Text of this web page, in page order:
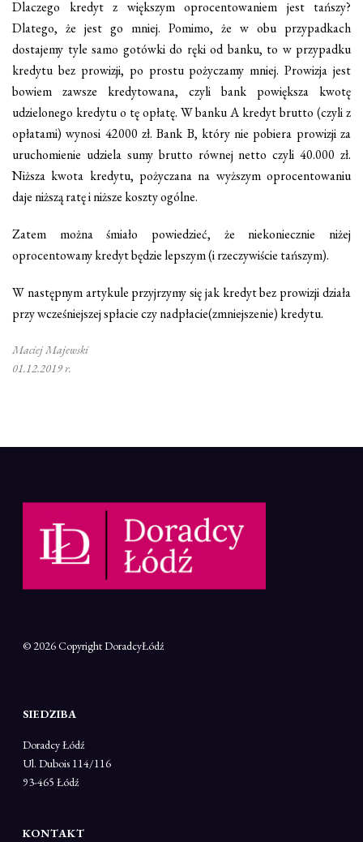
Dlaczego kredyt z większym oprocentowaniem jest tańszy?
Dlatego, że jest go mniej. Pomimo, że w obu przypadkach
dostajemy tyle samo gotówki do ręki od banku, to w przypadku
kredytu bez prowizji, po prostu pożyczamy mniej. Prowizja jest
bowiem zawsze kredytowana, czyli bank powiększa kwotę
udzielonego kredytu o tę opłatę. W banku A kredyt brutto (czyli z
opłatami) wynosi 42000 zł. Bank B, który nie pobiera prowizji za
uruchomienie udziela sumy brutto równej netto czyli 40.000 zł.
Niższa kwota kredytu, pożyczana na wyższym oprocentowaniu
daje niższą ratę i niższe koszty ogólne.
Zatem można śmiało powiedzieć, że niekoniecznie niżej
oprocentowany kredyt będzie lepszym (i rzeczywiście tańszym).
W następnym artykule przyjrzymy się jak kredyt bez prowizji działa
przy wcześniejszej spłacie czynadpłacie(zmniejszenie) kredytu.
Maciej Majewski
01.12.2019 r.
© 2026 CopyrightDoradcyŁódź
SIEDZIBA
Doradcy Łódź
Ul. Dubois 114/116
93-465 Łódź
KONTAKT